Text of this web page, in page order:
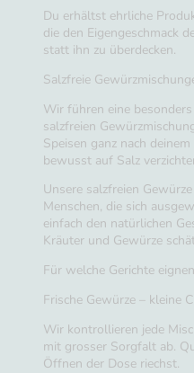
Du erhältst ehrliche
die den Eigengeschmack
statt ihn zu überdecken.
Salzfreie
Wir führen eine
salzfreien
Speisen ganz nach
bewusst auf Salz
Unsere salzfreien
Menschen, die sich
einfach den natürlichen
Kräuter und Gewürze
Für welche Gerichte
Frische Gewürze – kleine
Wir kontrollieren jede
mit grosser Sorgfalt ab.
Öffnen der Dose riechst.